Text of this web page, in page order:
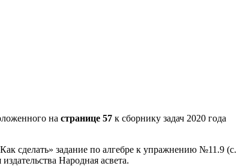
на странице 57 к сборнику задач 2020 года
сделать» задание по алгебре к упражнению №11.9 (с.
Народная асвета.